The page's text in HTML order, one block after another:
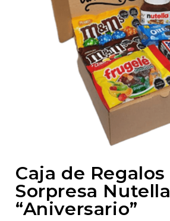
Caja de Regalos
Sorpresa Nutella
“Aniversario”